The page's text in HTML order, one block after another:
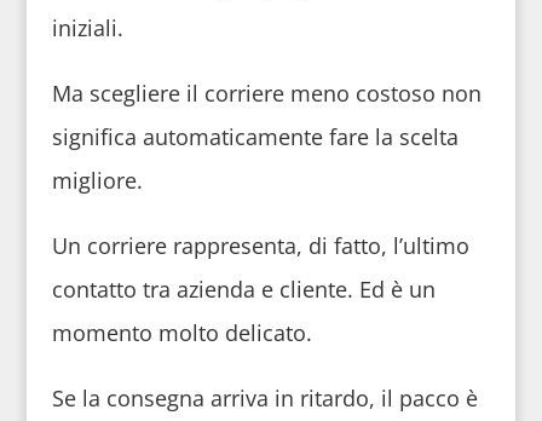
iniziali.
Ma scegliere il corriere meno costoso non
significa automaticamente fare la scelta
migliore.
Un corriere rappresenta, di fatto, l’ultimo
contatto tra azienda e cliente. Ed è un
momento molto delicato.
Se la consegna arriva in ritardo, il pacco è